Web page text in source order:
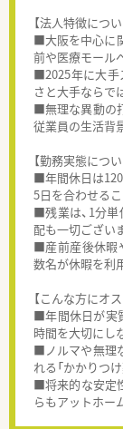
【法人特徴につい
■大阪を中心に
前や医療モール
■2025年に大手
さと大手ならで
■無理な異動の
従業員の生活背
【勤務実態につい
■年間休日は
5日を合わせる
■残業は、1分
配も一切ござい
■産前産後休暇
数名が休暇を利
【こんな方にオス
■年間休日が実
時間を大切にし
■ノルマや無理
れる「かかりつ
■将来的な安定
らもアットホー